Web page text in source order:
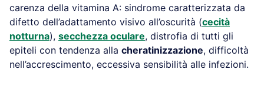
carenza della vitamina A: sindrome caratterizzata da
difetto dell’adattamento visivo all’oscurità (cecità
notturna), secchezza oculare, distrofia di tutti gli
epiteli con tendenza alla cheratinizzazione, difficoltà
nell’accrescimento, eccessiva sensibilità alle infezioni.